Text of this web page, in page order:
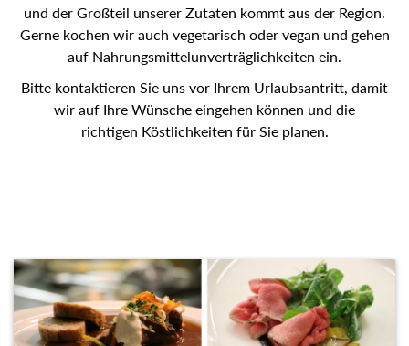
und der Großteil unserer Zutaten kommt aus der Region.
Gerne kochen wir auch vegetarisch oder vegan und gehen
auf Nahrungsmittelunverträglichkeiten ein.
Bitte kontaktieren Sie uns vor Ihrem Urlaubsantritt, damit
wir auf Ihre Wünsche eingehen können und die
richtigen Köstlichkeiten für Sie planen.